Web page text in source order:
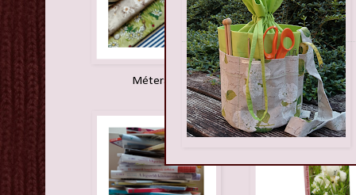
Méteráru Fonalak